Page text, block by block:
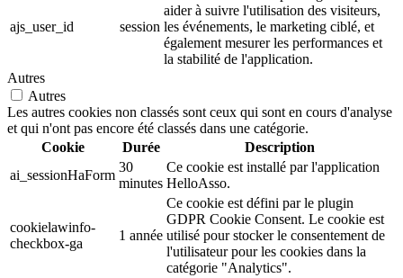
ajs_user_id session
aider à suivre l'utilisation des visiteurs,
les événements, le marketing ciblé, et
également mesurer les performances et
la stabilité de l'application.
Autres
Autres
Les autres cookies non classés sont ceux qui sont en cours d'analyse
et qui n'ont pas encore été classés dans une catégorie.
Cookie
Durée
Description
ai_sessionHaForm
30
minutes
Ce cookie est installé par l'application
HelloAsso.
cookielawinfo-
checkbox-ga
1 année
Ce cookie est défini par le plugin
GDPR Cookie Consent. Le cookie est
utilisé pour stocker le consentement de
l'utilisateur pour les cookies dans la
catégorie "Analytics".